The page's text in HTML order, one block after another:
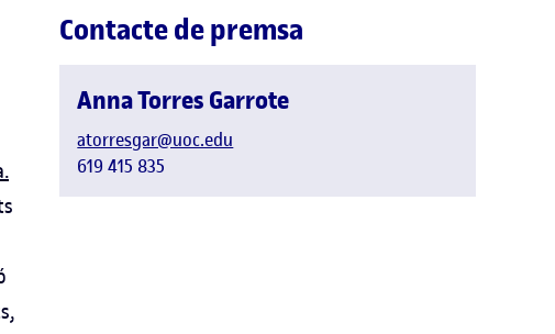
Contacte de premsa
Anna Torres Garrote
atorresgar@uoc.edu
619 415 835